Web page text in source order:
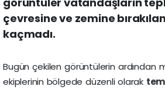
çevresine ve zemine
kaçmadı.
Bugün çekilen görüntülerin ardından
ekiplerinin bölgede düzenli olarak